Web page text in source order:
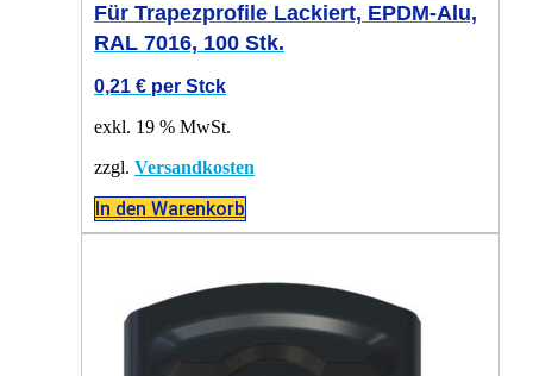
Für Trapezprofile Lackiert, EPDM-Alu,
RAL 7016, 100 Stk.
0,21 € per Stck
exkl. 19 % MwSt.
zzgl. Versandkosten
In den Warenkorb